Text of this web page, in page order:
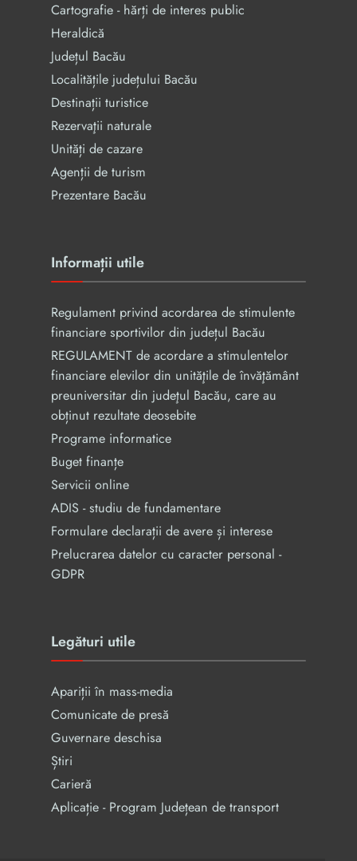
Cartografie - hărți de interes public
Heraldică
Județul Bacău
Localitățile județului Bacău
Destinații turistice
Rezervaţii naturale
Unități de cazare
Agenții de turism
Prezentare Bacău
Informații utile
Regulament privind acordarea de stimulente
financiare sportivilor din județul Bacău
REGULAMENT de acordare a stimulentelor
financiare elevilor din unităţile de învăţământ
preuniversitar din judeţul Bacău, care au
obținut rezultate deosebite
Programe informatice
Buget finanțe
Servicii online
ADIS - studiu de fundamentare
Formulare declarații de avere și interese
Prelucrarea datelor cu caracter personal -
GDPR
Legături utile
Apariții în mass-media
Comunicate de presă
Guvernare deschisa
Știri
Carieră
Aplicație - Program Județean de transport